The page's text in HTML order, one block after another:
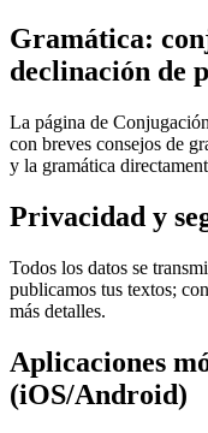
Gramática:
declinación de
La página de
con breves consejos de
y la gramática
Privacidad y
Todos los datos se
publicamos tus textos;
más detalles.
Aplicaciones
(iOS/Android)